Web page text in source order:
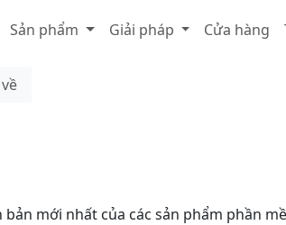
Sản phẩm Giải pháp Cửa hàng
bản mới nhất của các sản phẩm phần